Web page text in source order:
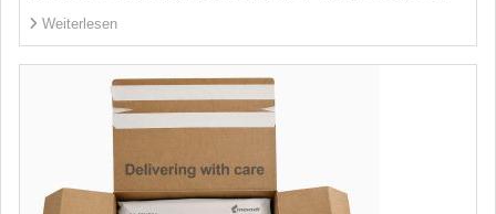
Weiterlesen